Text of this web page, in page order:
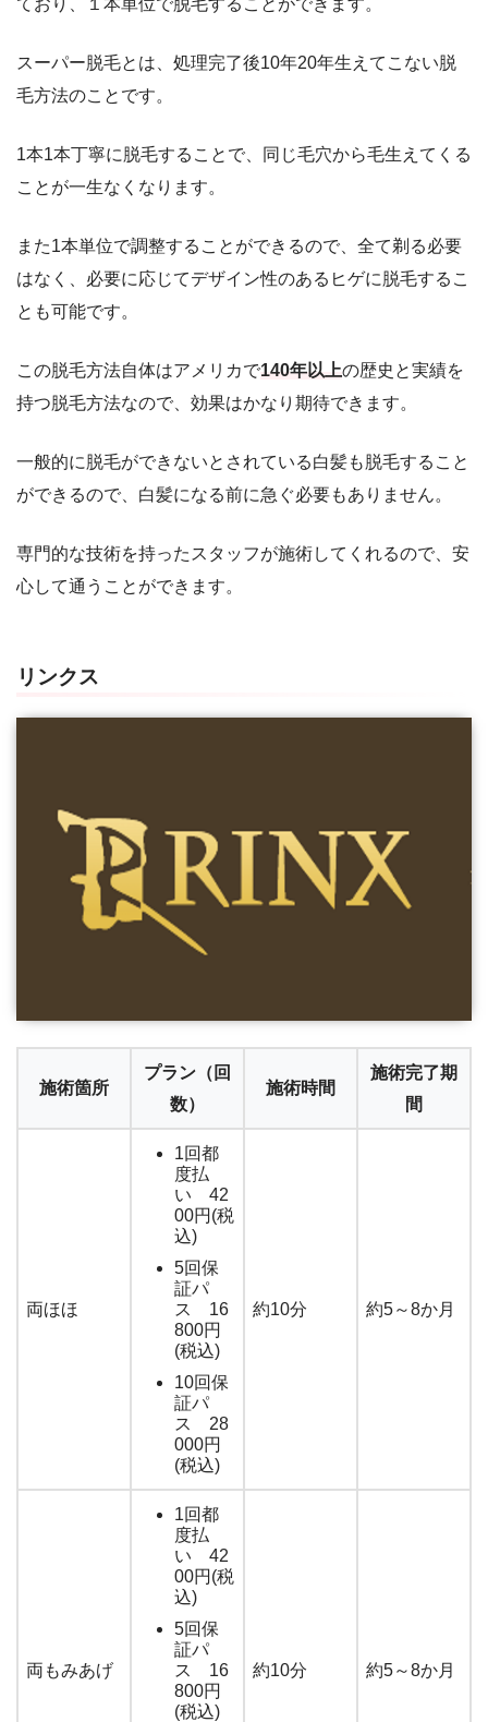
スーパー脱毛とは、処理完了後10年20年生えてこない脱
毛方法のことです。
1本1本丁寧に脱毛することで、同じ毛穴から毛生えてくる
ことが一生なくなります。
また1本単位で調整することができるので、全て剃る必要
はなく、必要に応じてデザイン性のあるヒゲに脱毛するこ
とも可能です。
この脱毛方法自体はアメリカで140年以上の歴史と実績を
持つ脱毛方法なので、効果はかなり期待できます。
一般的に脱毛ができないとされている白髪も脱毛すること
ができるので、白髪になる前に急ぐ必要もありません。
専門的な技術を持ったスタッフが施術してくれるので、安
心して通うことができます。
リンクス
施術箇所
プラン（回
数）
施術時間
施術完了期
間
両ほほ
1回都
度払
い 42
00円(税
込)
5回保
証パ
ス 16
800円
(税込)
10回保
証パ
ス 28
000円
(税込)
約10分 約5～8か月
両もみあげ
1回都
度払
い 42
00円(税
込)
5回保
証パ
ス 16
800円
(税込)
約10分 約5～8か月